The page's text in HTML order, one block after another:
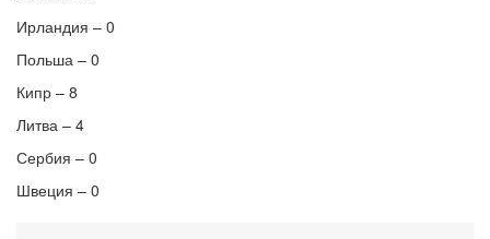
Ирландия – 0
Польша – 0
Кипр – 8
Литва – 4
Сербия – 0
Швеция – 0